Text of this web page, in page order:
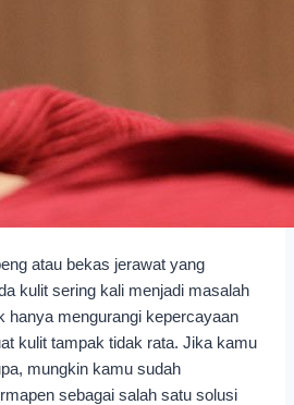
atau bekas jerawat yang
kulit sering kali menjadi masalah
hanya mengurangi kepercayaan
kulit tampak tidak rata. Jika kamu
mungkin kamu sudah
sebagai salah satu solusi